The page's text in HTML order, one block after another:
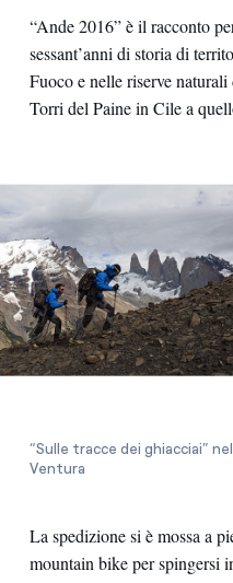
“Ande 2016” è il racconto
sessant’anni di storia di
Fuoco e nelle riserve
Torri del Paine in Cile a
“Sulle tracce dei ghiacciai”
Ventura
La spedizione si è mossa a
mountain bike per spingersi